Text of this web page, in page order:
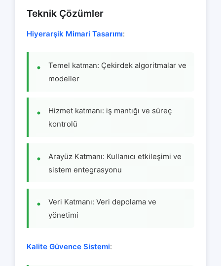
Teknik Çözümler
Hiyerarşik Mimari Tasarımı:
Temel katman: Çekirdek algoritmalar ve
modeller
Hizmet katmanı: iş mantığı ve süreç
kontrolü
Arayüz Katmanı: Kullanıcı etkileşimi ve
sistem entegrasyonu
Veri Katmanı: Veri depolama ve
yönetimi
Kalite Güvence Sistemi: